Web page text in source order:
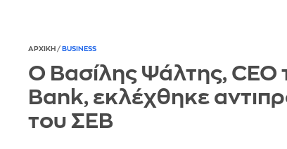
ΑΡΧΙΚΗ / BUSINESS
Ο Βασίλης Ψάλτης, CEO
Bank, εκλέχθηκε
του ΣΕΒ